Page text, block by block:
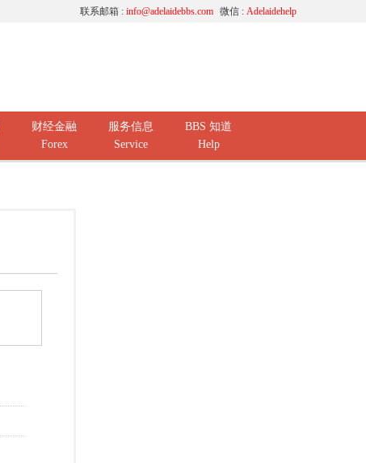
微信 : Adelaidehelp
联系邮箱 : info@adelaidebbs.com
财经金融
Forex
服务信息
Service
BBS 知道
Help